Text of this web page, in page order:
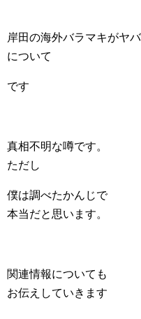
岸田の海外バラマキがヤ
について
です
真相不明な噂です。
ただし
僕は調べたかんじで
本当だと思います。
関連情報についても
お伝えしていきます